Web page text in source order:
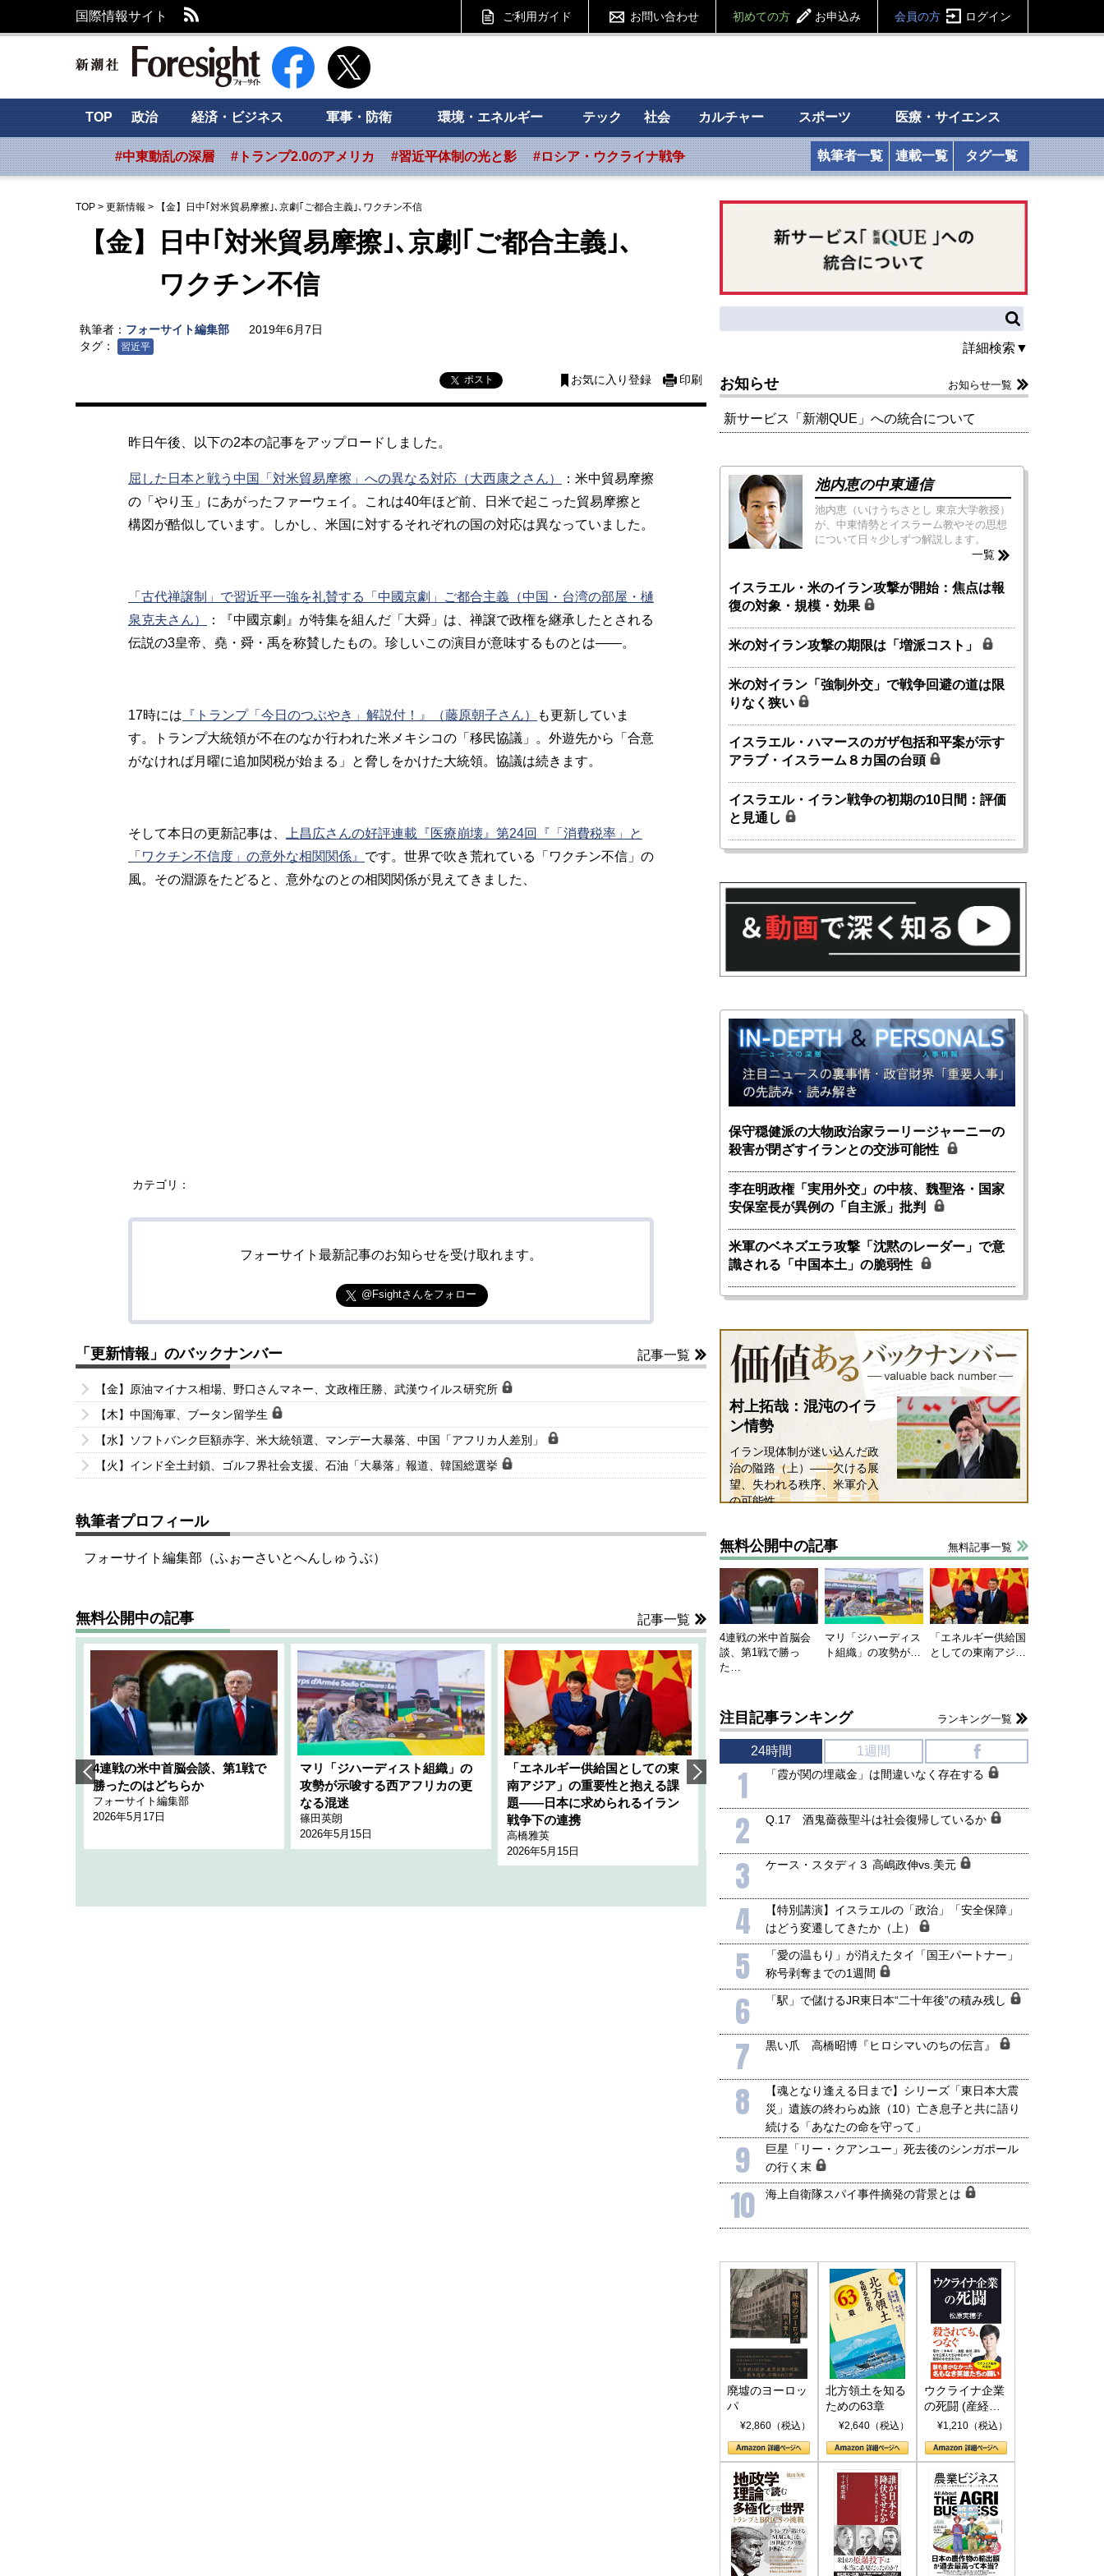
国際情報サイト ご利用ガイド お問い合わせ 初めての方 お申込み 会員の方 ログイン
新潮社 Foresight フォーサイト
TOP 政治 経済・ビジネス 軍事・防衛 環境・エネルギー テック 社会 カルチャー スポーツ 医療・サイエンス
#中東動乱の深層 #トランプ2.0のアメリカ #習近平体制の光と影 #ロシア・ウクライナ戦争 執筆者一覧 連載一覧 タグ一覧
TOP > 更新情報 > 【金】日中｢対米貿易摩擦｣､京劇｢ご都合主義｣､ワクチン不信
【金】日中｢対米貿易摩擦｣､京劇｢ご都合主義｣､
ワクチン不信
執筆者： フォーサイト編集部
2019年6月7日
タグ：
習近平
ポスト お気に入り登録 印刷
昨日午後、以下の2本の記事をアップロードしました。
屈した日本と戦う中国「対米貿易摩擦」への異なる対応（大西康之さん）
：米中貿易摩擦
の「やり玉」にあがったファーウェイ。これは40年ほど前、日米で起こった貿易摩擦と
構図が酷似しています。しかし、米国に対するそれぞれの国の対応は異なっていました。
「古代禅譲制」で習近平一強を礼賛する「中國京劇」ご都合主義（中国・台湾の部屋・樋
泉克夫さん）
：『中國京劇』が特集を組んだ「大舜」は、禅譲で政権を継承したとされる
伝説の3皇帝、堯・舜・禹を称賛したもの。珍しいこの演目が意味するものとは――。
17時には 『トランプ「今日のつぶやき」解説付！』（藤原朝子さん）
も更新していま
す。トランプ大統領が不在のなか行われた米メキシコの「移民協議」。外遊先から「合意
がなければ月曜に追加関税が始まる」と脅しをかけた大統領。協議は続きます。
そして本日の更新記事は、
上昌広さんの好評連載『医療崩壊』第24回『「消費税率」と
「ワクチン不信度」の意外な相関関係』 です。世界で吹き荒れている「ワクチン不信」の
風。その淵源をたどると、意外なのとの相関関係が見えてきました、
カテゴリ：
フォーサイト最新記事のお知らせを受け取れます。
@Fsightさんをフォロー
「更新情報」のバックナンバー 記事一覧
【金】原油マイナス相場、野口さんマネー、文政権圧勝、武漢ウイルス研究所
【木】中国海軍、ブータン留学生
【水】ソフトバンク巨額赤字、米大統領選、マンデー大暴落、中国「アフリカ人差別」
【火】インド全土封鎖、ゴルフ界社会支援、石油「大暴落」報道、韓国総選挙
執筆者プロフィール
フォーサイト編集部（ふぉーさいとへんしゅうぶ）
無料公開中の記事 記事一覧
4連戦の米中首脳会談、第1戦で
勝ったのはどちらか
フォーサイト編集部
2026年5月17日
マリ「ジハーディスト組織」の
攻勢が示唆する西アフリカの更
なる混迷
篠田英朗
2026年5月15日
「エネルギー供給国としての東
南アジア」の重要性と抱える課
題――日本に求められるイラン
戦争下の連携
高橋雅英
2026年5月15日
韓国にも理解してほしい「極東
全保障協力の意味
千々和泰明
2026年5月15日
ホルムズ海峡危機で加速したエ
ネルギー転換が「中国依存」に
小山堅
詳細検索▼
お知らせ お知らせ一覧
新サービス「新潮QUE」への統合について
池内恵の中東通信
池内恵（いけうちさとし 東京大学教授）
が、中東情勢とイスラーム教やその思想
について日々少しずつ解説します。
一覧
イスラエル・米のイラン攻撃が開始：焦点は報
復の対象・規模・効果
米の対イラン攻撃の期限は「増派コスト」
米の対イラン「強制外交」で戦争回避の道は限
りなく狭い
イスラエル・ハマースのガザ包括和平案が示す
アラブ・イスラーム８カ国の台頭
イスラエル・イラン戦争の初期の10日間：評価
と見通し
保守穏健派の大物政治家ラーリージャーニーの
殺害が閉ざすイランとの交渉可能性
李在明政権「実用外交」の中核、魏聖洛・国家
安保室長が異例の「自主派」批判
米軍のベネズエラ攻撃「沈黙のレーダー」で意
識される「中国本土」の脆弱性
村上拓哉：混沌のイラ
ン情勢
イラン現体制が迷い込んだ政
治の隘路（上）――欠ける展
望、失われる秩序、米軍介入
の可能性
無料公開中の記事 無料記事一覧
4連戦の米中首脳会
談、第1戦で勝っ
た…
マリ「ジハーディス
ト組織」の攻勢が…
「エネルギー供給国
としての東南アジ…
注目記事ランキング ランキング一覧
24時間 1週間
1 「霞が関の埋蔵金」は間違いなく存在する
2 Q.17 酒鬼薔薇聖斗は社会復帰しているか
3 ケース・スタディ３ 高嶋政伸vs.美元
4
【特別講演】イスラエルの「政治」「安全保障」
はどう変遷してきたか（上）
5
「愛の温もり」が消えたタイ「国王パートナー」
称号剥奪までの1週間
6 「駅」で儲けるJR東日本“二十年後”の積み残し
7 黒い爪 高橋昭博『ヒロシマいのちの伝言』
8
【魂となり逢える日まで】シリーズ「東日本大震
災」遺族の終わらぬ旅（10）亡き息子と共に語り
続ける「あなたの命を守って」
9
巨星「リー・クアンユー」死去後のシンガポール
の行く末
10 海上自衛隊スパイ事件摘発の背景とは
廃墟のヨーロッ
パ
¥2,860（税込）
北方領土を知る
ための63章
¥2,640（税込）
ウクライナ企業
の死闘 (産経セ
レクト S 039)
¥1,210（税込）